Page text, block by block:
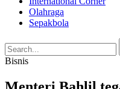
Olahraga
Sepakbola
Search
for:
Bisnis